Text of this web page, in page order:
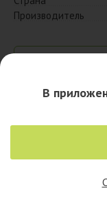
Производитель
Сообщить при
Описание
В